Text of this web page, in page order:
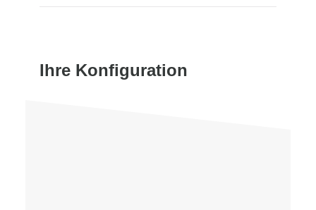
Ihre Konfiguration